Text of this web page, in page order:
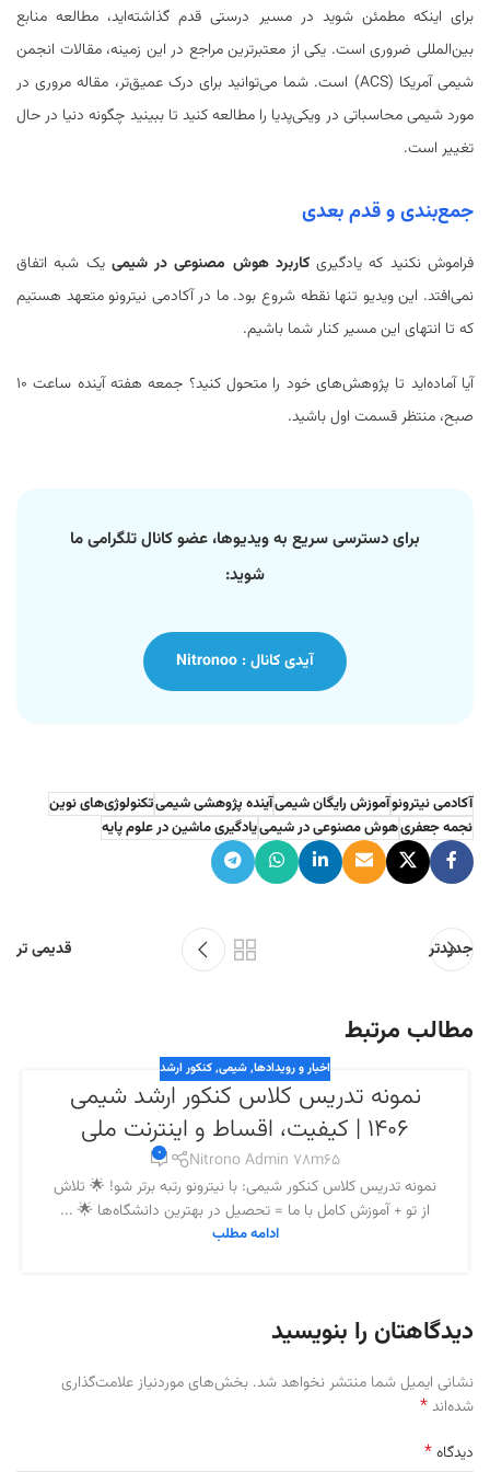
برای اینکه مطمئن شوید در مسیر درستی قدم گذاشته‌اید، مطالعه منابع
بین‌المللی ضروری است. یکی از معتبرترین مراجع در این زمینه، مقالات انجمن
شیمی آمریکا (ACS) است. شما می‌توانید برای درک عمیق‌تر، مقاله مروری در
موردشیمی محاسباتی در ویکی‌پدیا را مطالعه کنید تا ببینید چگونه دنیا در حال
تغییر است.
جمع‌بندی و قدم بعدی
فراموش نکنید که یادگیریکاربرد هوش مصنوعی در شیمی یک شبه اتفاق
نمی‌افتد. این ویدیو تنها نقطه شروع بود. ما در آکادمی نیترونو متعهد هستیم
که تا انتهای این مسیر کنار شما باشیم.
آیا آماده‌اید تا پژوهش‌های خود را متحول کنید؟ جمعه هفته آینده ساعت ۱۰
صبح، منتظر قسمت اول باشید.
برای دسترسی سریع به ویدیوها، عضو کانال تلگرامی ما
شوید:
آیدی کانال : Nitronoo
آکادمی نیترونوآموزش رایگان شیمیآینده پژوهشی شیمیتکنولوژی‌های نوین
نجمه جعفریهوش مصنوعی در شیمییادگیری ماشین در علوم پایه
جدیدتر قدیمی تر
مطالب مرتبط
اخبار و رویدادها,شیمی,کنکور ارشد
نمونه تدریس کلاس کنکور ارشد شیمی
1406 | کیفیت، اقساط و اینترنت ملی
Nitrono Admin 78m65
0
نمونه تدریس کلاس کنکور شیمی: با نیترونو رتبه برتر شو! 🌟 تلاش
از تو + آموزش کامل با ما = تحصیل در بهترین دانشگاه‌ها 🌟 ...
ادامه مطلب
دیدگاهتان را بنویسید
نشانی ایمیل شما منتشر نخواهد شد. بخش‌های موردنیاز علامت‌گذاری
شده‌اند*
دیدگاه*